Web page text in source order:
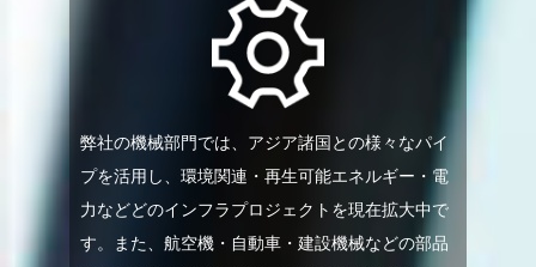
弊社の機械部門では、アジア諸国との様々なパイ
プを活用し、環境関連・再生可能エネルギー・電
力などどのインフラプロジェクトを現在拡大中で
す。また、航空機・自動車・建設機械などの部品